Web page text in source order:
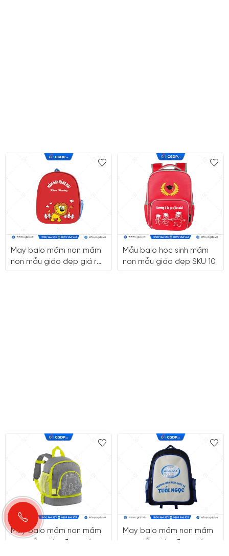
May balo mầm non mầm
non mẫu giáo đẹp giá rẻ
Mẫu balo học sinh mầm
non mẫu giáo đẹp SKU 10
May balo mầm non mầm
non mẫu giáo đẹp giá rẻ
May balo mầm non mầm
non mẫu giáo đẹp giá rẻ